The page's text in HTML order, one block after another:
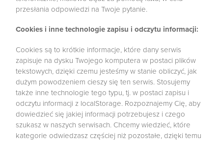
przesłania odpowiedzi na Twoje pytanie.
Cookies i inne technologie zapisu i odczytu informacji:
Cookies są to krótkie informacje, które dany serwis
zapisuje na dysku Twojego komputera w postaci plików
tekstowych, dzięki czemu jesteśmy w stanie obliczyć, jak
dużym powodzeniem cieszy się ten serwis. Stosujemy
także inne technologie tego typu, tj. w postaci zapisu i
odczytu informacji z localStorage. Rozpoznajemy Cię, aby
dowiedzieć się jakiej informacji potrzebujesz i czego
szukasz w naszych serwisach. Chcemy wiedzieć, które
kategorie odwiedzasz częściej niż pozostałe, dzięki temu